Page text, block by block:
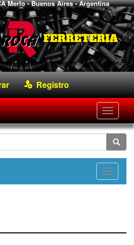
Merlo - Buenos Aires - Argentina
Registro